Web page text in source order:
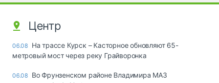
Центр
06.08 На трассе Курск – Касторное обновляют 65-
метровый мост через реку Грайворонка
06.08 Во Фрунзенском районе Владимира МАЗ